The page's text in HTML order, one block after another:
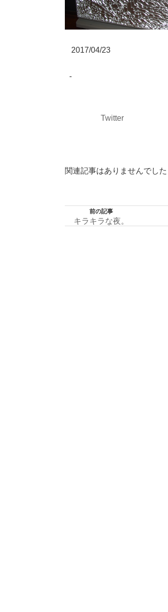
2017/04/23
-
Twitter
関連記事はありませんでした
前の記事
キラキラな夜。